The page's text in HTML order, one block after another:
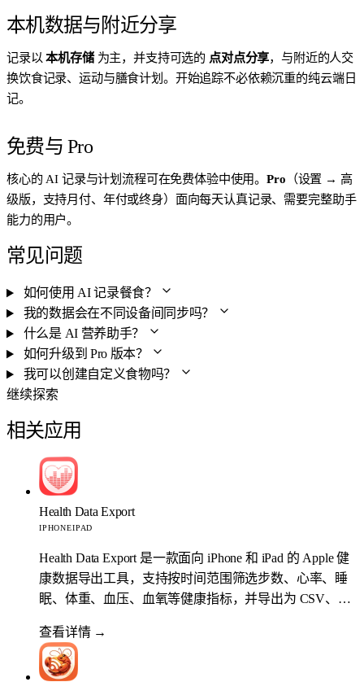
本机数据与附近分享
记录以本机存储为主，并支持可选的 点对点分享，与附近的人交
换饮食记录、运动与膳食计划。开始追踪不必依赖沉重的纯云端日
记。
免费与 Pro
核心的 AI 记录与计划流程可在免费体验中使用。Pro （设置 → 高
级版，支持月付、年付或终身）面向每天认真记录、需要完整助手
能力的用户。
常见问题
如何使用 AI 记录餐食？
我的数据会在不同设备间同步吗？
什么是 AI 营养助手？
如何升级到 Pro 版本？
我可以创建自定义食物吗？
继续探索
相关应用
Health Data Export
IPHONEIPAD
Health Data Export 是一款面向 iPhone 和 iPad 的 Apple 健
康数据导出工具，支持按时间范围筛选步数、心率、睡
眠、体重、血压、血氧等健康指标，并导出为 CSV、
查看详情 →